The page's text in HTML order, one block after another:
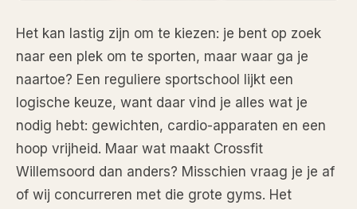
Het kan lastig zijn om te kiezen: je bent op zoek
naar een plek om te sporten, maar waar ga je
naartoe? Een reguliere sportschool lijkt een
logische keuze, want daar vind je alles wat je
nodig hebt: gewichten, cardio-apparaten en een
hoop vrijheid. Maar wat maakt Crossfit
Willemsoord dan anders? Misschien vraag je je af
of wij concurreren met die grote gyms. Het